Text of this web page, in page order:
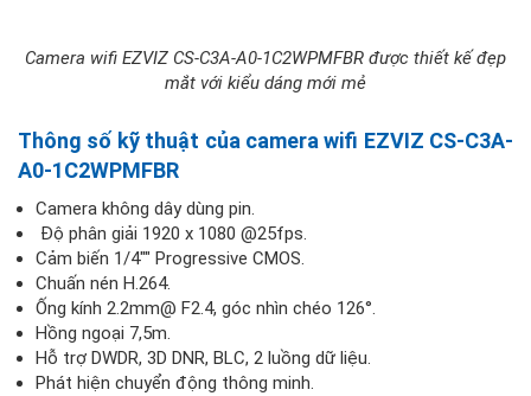
Camera wifi EZVIZ CS-C3A-A0-1C2WPMFBR được thiết kế đẹp
mắt với kiểu dáng mới mẻ
Thông số kỹ thuật của camera wifi EZVIZ CS-C3A-
A0-1C2WPMFBR
Camera không dây dùng pin.
Độ phân giải 1920 x 1080 @25fps.
Cảm biến 1/4"" Progressive CMOS.
Chuấn nén H.264.
Ống kính 2.2mm@ F2.4, góc nhìn chéo 126°.
Hồng ngoại 7,5m.
Hỗ trợ DWDR, 3D DNR, BLC, 2 luồng dữ liệu.
Phát hiện chuyển động thông minh.